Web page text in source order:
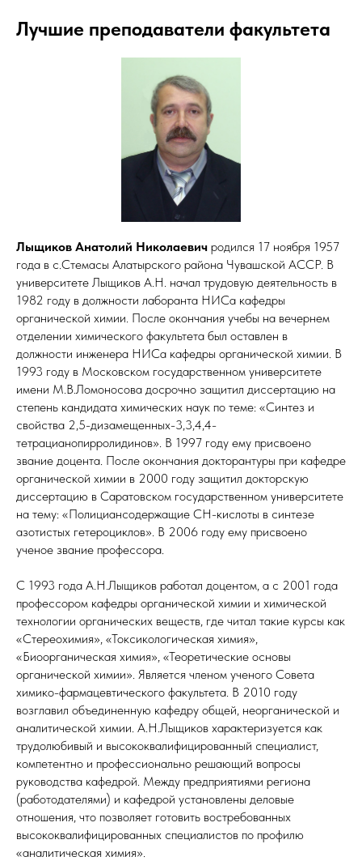
Лучшие преподаватели факультета
Лыщиков Анатолий Николаевич родился 17 ноября 1957
года в с.Стемасы Алатырского района Чувашской АССР. В
университете Лыщиков А.Н. начал трудовую деятельность в
1982 году в должности лаборанта НИСа кафедры
органической химии. После окончания учебы на вечернем
отделении химического факультета был оставлен в
должности инженера НИСа кафедры органической химии. В
1993 году в Московском государственном университете
имени М.В.Ломоносова досрочно защитил диссертацию на
степень кандидата химических наук по теме: «Синтез и
свойства 2,5-дизамещенных-3,3,4,4-
тетрацианопирролидинов». В 1997 году ему присвоено
звание доцента. После окончания докторантуры при кафедре
органической химии в 2000 году защитил докторскую
диссертацию в Саратовском государственном университете
на тему: «Полициансодержащие СН-кислоты в синтезе
азотистых гетероциклов». В 2006 году ему присвоено
ученое звание профессора.
С 1993 года А.Н.Лыщиков работал доцентом, а с 2001 года
профессором кафедры органической химии и химической
технологии органических веществ, где читал такие курсы как
«Стереохимия», «Токсикологическая химия»,
«Биоорганическая химия», «Теоретические основы
органической химии». Является членом ученого Совета
химико-фармацевтического факультета. В 2010 году
возглавил объединенную кафедру общей, неорганической и
аналитической химии. А.Н.Лыщиков характеризуется как
трудолюбивый и высококвалифицированный специалист,
компетентно и профессионально решающий вопросы
руководства кафедрой. Между предприятиями региона
(работодателями) и кафедрой установлены деловые
отношения, что позволяет готовить востребованных
высококвалифицированных специалистов по профилю
«аналитическая химия».